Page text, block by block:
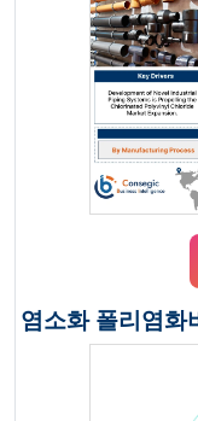
염소화 폴리염